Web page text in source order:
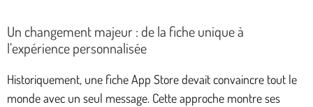
Un changement majeur : de la fiche unique à
l’expérience personnalisée
Historiquement, une fiche App Store devait convaincre tout le
monde avec un seul message. Cette approche montre ses